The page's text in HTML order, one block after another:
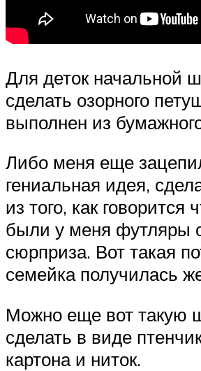
Для деток начальной
сделать озорного
выполнен из
Либо меня еще
гениальная идея,
из того, как говорится
были у меня футляры
сюрприза. Вот такая
семейка получилась
Можно еще вот такую
сделать в виде
картона и ниток.